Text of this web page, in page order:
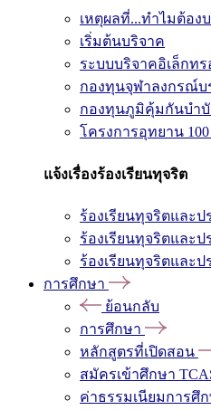
เหตุผลที่...ทำไมต้อง
เริ่มต้นบริจาค
ระบบบริจาคอิเล็กท
กองทุนจุฬาลงกรณ์
กองทุนภูมิคุ้มกันบำบั
โครงการอุทยาน
แจ้งเรื่องร้องเรียนทุจริต
ร้องเรียนทุจริตและ
ร้องเรียนทุจริตและ
ร้องเรียนทุจริตและ
การศึกษา
ย้อนกลับ
การศึกษา
หลักสูตรที่เปิดสอน
สมัครเข้าศึกษา
ค่าธรรมเนียมการศึ